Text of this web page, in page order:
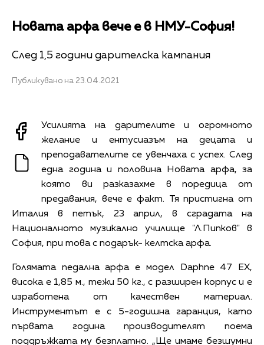
Новата арфа вече е в НМУ-София!
След 1,5 години дарителска кампания
Публикувано на 23.04.2021
Усилията на дарителите и огромното
желание и ентусиазъм на децата и
преподавателите се увенчаха с успех. След
една година и половина Новата арфа, за
която ви разказахме в поредица от
предавания, вече е факт. Тя пристигна от
Италия в петък, 23 април, в сградата на
Националното музикално училище "Л.Пипков" в
София, при това с подарък- келтска арфа.
Голямата педална арфа е модел Daphne 47 EX,
висока е 1,85 м., тежи 50 кг., с разширен корпус и е
изработена от качествен материал.
Инструментът е с 5-годишна гаранция, като
първата година производителят поема
поддръжката му безплатно. „Ще имаме безшумни